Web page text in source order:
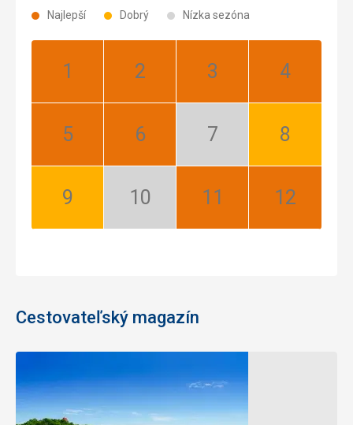
Najlepší Dobrý Nízka sezóna
Január:
Február:
Marec:
Apríl:
Máj:
Jún:
Júl:
August:
September:
Október:
November:
December:
Cestovateľský magazín